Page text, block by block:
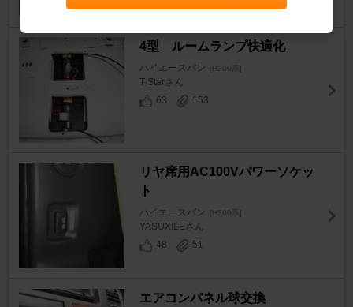
422
15
4型 ルームランプ快適化
ハイエースバン
T-Starさん
63
153
リヤ席用AC100Vパワーソケッ
ト
ハイエースバン
YASUXILEさん
48
51
エアコンパネル球交換